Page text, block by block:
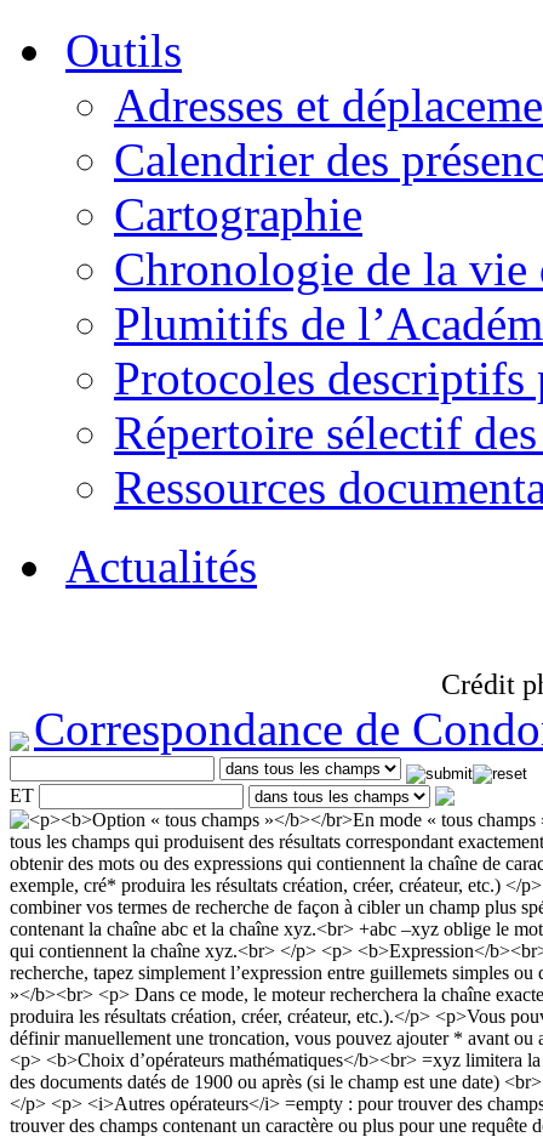
Outils
Adresses et
Calendrier des
Cartographie
Chronologie de la vie
Plumitifs de
Protocoles descriptifs
Répertoire sélectif
Ressources
Actualités
Crédit
Correspondance de
ET